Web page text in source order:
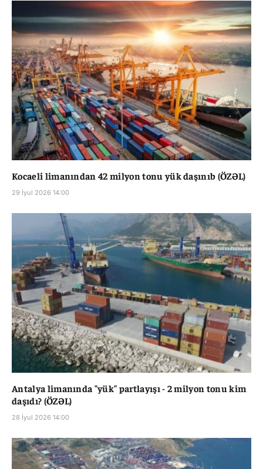
Kocaeli limanından 42 milyon tonu yük daşınıb (ÖZƏL)
29 İyul 2026 14:00
Antalya limanında "yük" partlayışı - 2 milyon tonu kim
daşıdı? (ÖZƏL)
28 İyul 2026 14:00